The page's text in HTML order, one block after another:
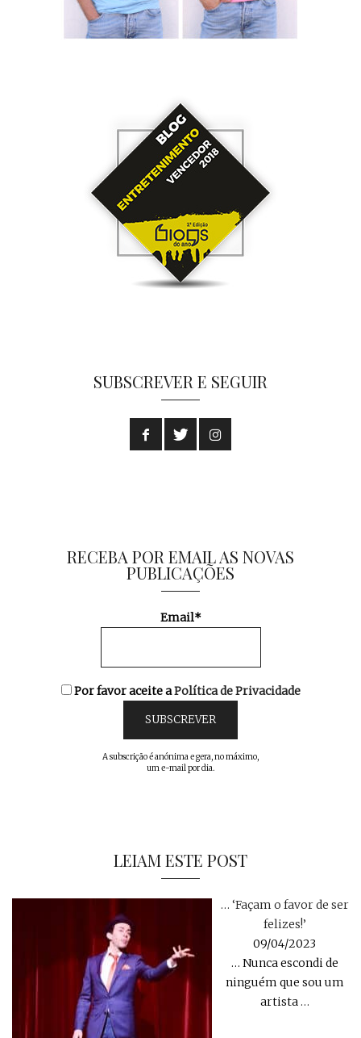
SUBSCREVER E SEGUIR
RECEBA POR EMAIL AS NOVAS
PUBLICAÇÕES
Email*
Por favor aceite aPolítica de Privacidade
A subscrição é anónima e gera, no máximo,
um e-mail por dia.
LEIAM ESTE POST
… ‘Façam o favor de ser
felizes!’
09/04/2023
… Nunca escondi de
ninguém que sou um
artista…